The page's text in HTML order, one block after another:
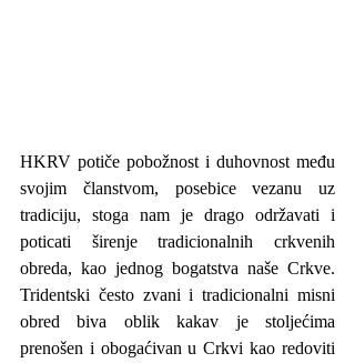
HKRV potiče pobožnost i duhovnost među
svojim članstvom, posebice vezanu uz
tradiciju, stoga nam je drago održavati i
poticati širenje tradicionalnih crkvenih
obreda, kao jednog bogatstva naše Crkve.
Tridentski često zvani i tradicionalni misni
obred biva oblik kakav je stoljećima
prenošen i obogaćivan u Crkvi kao redoviti